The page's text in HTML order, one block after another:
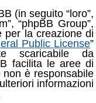
(in seguito “loro”,
“phpBB Group”,
per la creazione di
Public License”
scaricabile da
facilita le aree di
è responsabile
informazioni